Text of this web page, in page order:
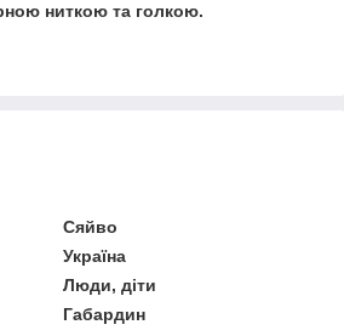
ниткою та голкою.
Сяйво
Україна
Люди, діти
Габардин